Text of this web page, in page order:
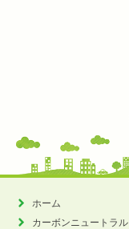
ホーム
カーボンニュートラル